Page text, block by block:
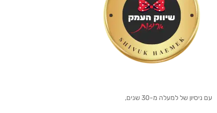
עם ניסיון של למעלה מ-30 שנים,